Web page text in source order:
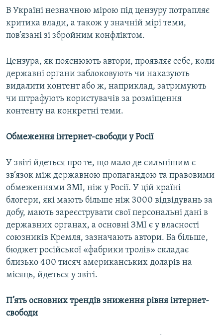
В Україні незначною мірою під цензуру потрапляє
критика влади, а також у значній мірі теми,
пов’язані зі збройним конфліктом.
Цензура, як пояснюють автори, проявляє себе, коли
державні органи заблоковують чи наказують
видалити контент або ж, наприклад, затримують
чи штрафують користувачів за розміщення
контенту на конкретні теми.
Обмеження інтернет-свободи у Росії
У звіті йдеться про те, що мало де сильнішим є
зв’язок між державною пропагандою та правовими
обмеженнями ЗМІ, ніж у Росії. У цій країні
блогери, які мають більше ніж 3000 відвідувань за
добу, мають зареєструвати свої персональні дані в
державних органах, а основні ЗМІ є у власності
союзників Кремля, зазначають автори. Ба більше,
бюджет російської «фабрики тролів» складає
близько 400 тисяч американських доларів на
місяць, йдеться у звіті.
П’ять основних трендів зниження рівня інтернет-
свободи